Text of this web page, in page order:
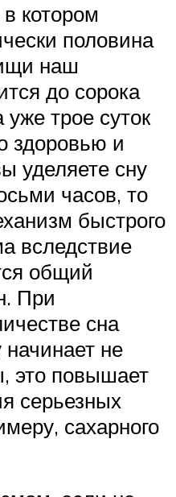
котором
половина
наш
до сорока
уже трое суток
здоровью и
уделяете сну
часов, то
быстрого
вследствие
общий
При
сна
не
это повышает
серьезных
сахарного